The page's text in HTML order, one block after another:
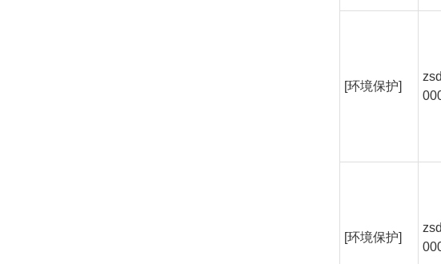
[环境保护]
[环境保护]